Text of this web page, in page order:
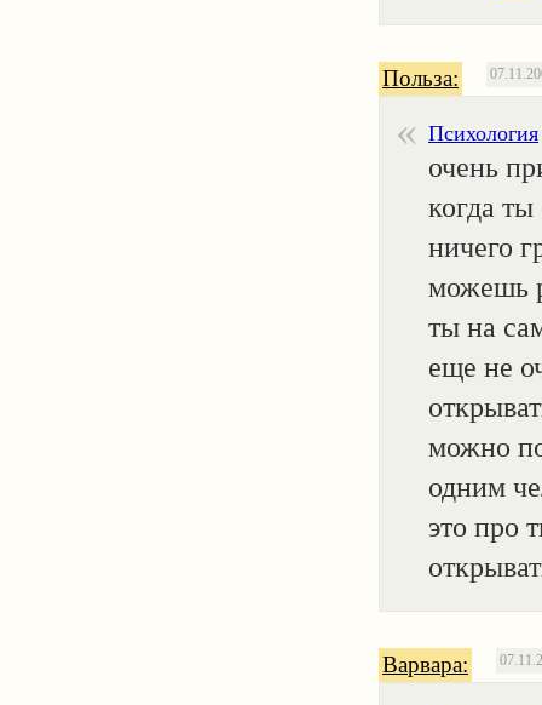
Польза:
Психология
очень
когда
ничего
можешь
ты на
еще не
можно
одним
это про
Варвара: